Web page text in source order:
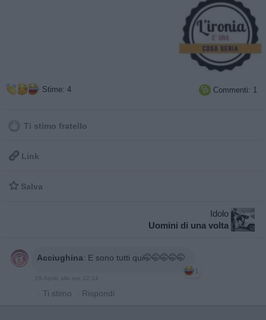
Stime: 4  Commenti: 1
Ti stimo fratello
 Link
 Salva
Idolo
Uomini di una volta
Acciughina: E sono tutti qui🤭🤭🤭🤭🤭
1
29 Aprile alle ore 12:14
· Ti stimo · Rispondi